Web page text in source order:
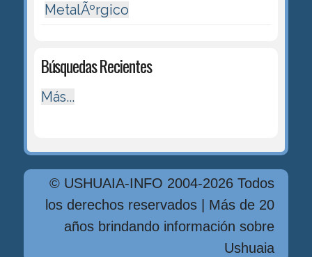
MetalÃºrgico
Búsquedas Recientes
Más...
© USHUAIA-INFO 2004-2026 Todos
los derechos reservados | Más de 20
años brindando información sobre
Ushuaia